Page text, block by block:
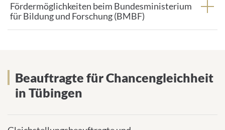
Fördermöglichkeiten beim Bundesministerium
für Bildung und Forschung (BMBF)
Beauftragte für Chancengleichheit
in Tübingen